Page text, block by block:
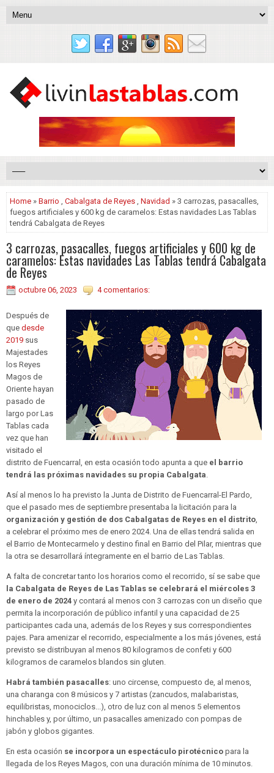
Home » Barrio , Cabalgata de Reyes , Navidad » 3 carrozas, pasacalles,
fuegos artificiales y 600 kg de caramelos: Estas navidades Las Tablas
tendrá Cabalgata de Reyes
3 carrozas, pasacalles, fuegos artificiales y 600 kg de
caramelos: Estas navidades Las Tablas tendrá Cabalgata
de Reyes
octubre 06, 2023 4 comentarios:
Después de
que desde
2019 sus
Majestades
los Reyes
Magos de
Oriente hayan
pasado de
largo por Las
Tablas cada
vez que han
visitado el
distrito de Fuencarral, en esta ocasión todo apunta a que el barrio
tendrá las próximas navidades su propia Cabalgata.
Así al menos lo ha previsto la Junta de Distrito de Fuencarral-El Pardo,
que el pasado mes de septiembre presentaba la licitación para la
organización y gestión de dos Cabalgatas de Reyes en el distrito,
a celebrar el próximo mes de enero 2024. Una de ellas tendrá salida en
el Barrio de Montecarmelo y destino final en Barrio del Pilar, mientras que
la otra se desarrollará íntegramente en el barrio de Las Tablas.
A falta de concretar tanto los horarios como el recorrido, sí se sabe que
la Cabalgata de Reyes de Las Tablas se celebrará el miércoles 3
de enero de 2024 y contará al menos con 3 carrozas con un diseño que
permita la incorporación de público infantil y una capacidad de 25
participantes cada una, además de los Reyes y sus correspondientes
pajes. Para amenizar el recorrido, especialmente a los más jóvenes, está
previsto se distribuyan al menos 80 kilogramos de confeti y 600
kilogramos de caramelos blandos sin gluten.
Habrá también pasacalles: uno circense, compuesto de, al menos,
una charanga con 8 músicos y 7 artistas (zancudos, malabaristas,
equilibristas, monociclos...), otro de luz con al menos 5 elementos
hinchables y, por último, un pasacalles amenizado con pompas de
jabón y globos gigantes.
En esta ocasión se incorpora un espectáculo pirotécnico para la
llegada de los Reyes Magos, con una duración mínima de 10 minutos.